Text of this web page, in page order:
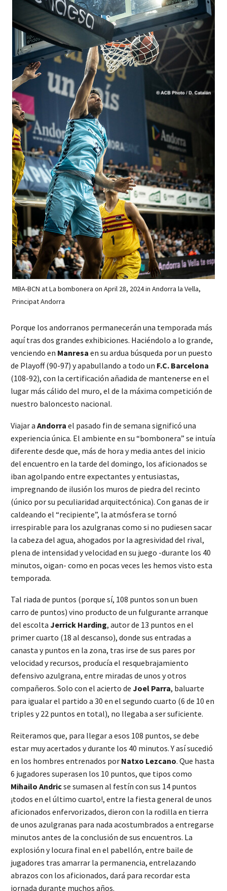
MBA-BCN at La bombonera on April 28, 2024 in Andorra la Vella,
Principat Andorra
Porque los andorranos permanecerán una temporada más
aquí tras dos grandes exhibiciones. Haciéndolo a lo grande,
venciendo en Manresa en su ardua búsqueda por un puesto
de Playoff (90-97) y apabullando a todo un F.C. Barcelona
(108-92), con la certificación añadida de mantenerse en el
lugar más cálido del muro, el de la máxima competición de
nuestro baloncesto nacional.
Viajar a Andorra el pasado fin de semana significó una
experiencia única. El ambiente en su “bombonera” se intuía
diferente desde que, más de hora y media antes del inicio
del encuentro en la tarde del domingo, los aficionados se
iban agolpando entre expectantes y entusiastas,
impregnando de ilusión los muros de piedra del recinto
(único por su peculiaridad arquitectónica). Con ganas de ir
caldeando el “recipiente”, la atmósfera se tornó
irrespirable para los azulgranas como si no pudiesen sacar
la cabeza del agua, ahogados por la agresividad del rival,
plena de intensidad y velocidad en su juego -durante los 40
minutos, oigan- como en pocas veces les hemos visto esta
temporada.
Tal riada de puntos (porque sí, 108 puntos son un buen
carro de puntos) vino producto de un fulgurante arranque
del escolta Jerrick Harding, autor de 13 puntos en el
primer cuarto (18 al descanso), donde sus entradas a
canasta y puntos en la zona, tras irse de sus pares por
velocidad y recursos, producía el resquebrajamiento
defensivo azulgrana, entre miradas de unos y otros
compañeros. Solo con el acierto de Joel Parra, baluarte
para igualar el partido a 30 en el segundo cuarto (6 de 10 en
triples y 22 puntos en total), no llegaba a ser suficiente.
Reiteramos que, para llegar a esos 108 puntos, se debe
estar muy acertados y durante los 40 minutos. Y así sucedió
en los hombres entrenados por Natxo Lezcano. Que hasta
6 jugadores superasen los 10 puntos, que tipos como
Mihailo Andricse sumasen al festín con sus 14 puntos
¡todos en el último cuarto!, entre la fiesta general de unos
aficionados enfervorizados, dieron con la rodilla en tierra
de unos azulgranas para nada acostumbrados a entregarse
minutos antes de la conclusión de sus encuentros. La
explosión y locura final en el pabellón, entre baile de
jugadores tras amarrar la permanencia, entrelazando
abrazos con los aficionados, dará para recordar esta
jornada durante muchos años.